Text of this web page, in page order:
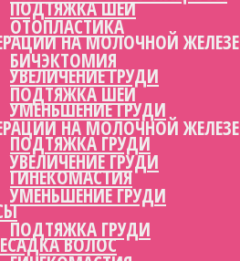
ПОДТЯЖКА ШЕИ
НА МОЛОЧНОЙ ЖЕЛЕЗЕ
УВЕЛИЧЕНИЕ ГРУДИ
УМЕНЬШЕНИЕ ГРУДИ
ПОДТЯЖКА ГРУДИ
ГИНЕКОМАСТИЯ
ВОЛОС
ОТОПЛАСТИКА
БИЧЭКТОМИЯ
ПОДТЯЖКА ШЕИ
НА МОЛОЧНОЙ ЖЕЛЕЗЕ
УВЕЛИЧЕНИЕ ГРУДИ
УМЕНЬШЕНИЕ ГРУДИ
ПОДТЯЖКА ГРУДИ